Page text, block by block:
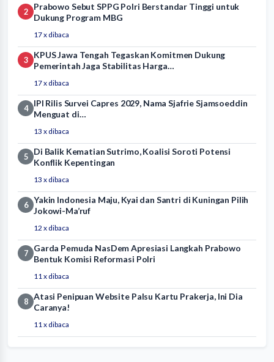
2
Prabowo Sebut SPPG Polri Berstandar Tinggi untuk
Dukung Program MBG
17 x dibaca
3
KPUS Jawa Tengah Tegaskan Komitmen Dukung
Pemerintah Jaga Stabilitas Harga…
17 x dibaca
4
IPI Rilis Survei Capres 2029, Nama Sjafrie Sjamsoeddin
Menguat di…
13 x dibaca
5
Di Balik Kematian Sutrimo, Koalisi Soroti Potensi
Konflik Kepentingan
13 x dibaca
6 Yakin Indonesia Maju, Kyai dan Santri di Kuningan Pilih
Jokowi-Ma’ruf
12 x dibaca
7
Garda Pemuda NasDem Apresiasi Langkah Prabowo
Bentuk Komisi Reformasi Polri
11 x dibaca
8 Atasi Penipuan Website Palsu Kartu Prakerja, Ini Dia
Caranya!
11 x dibaca